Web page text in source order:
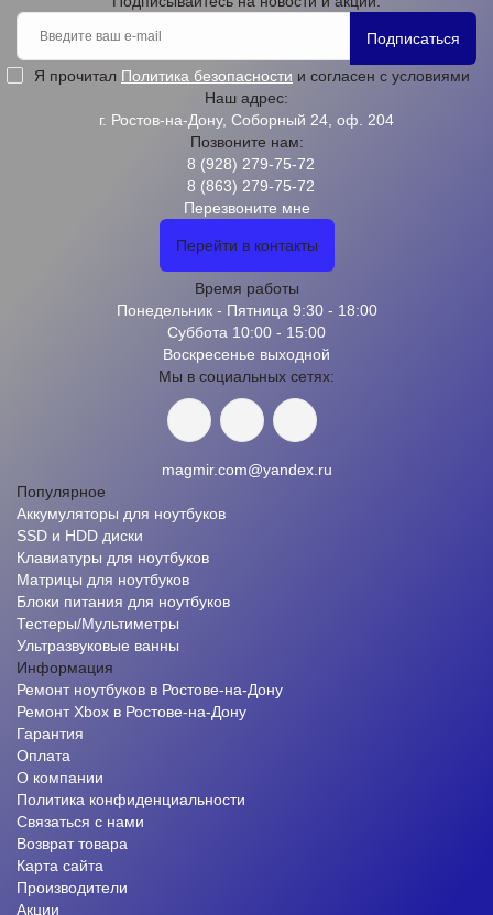
Подписаться
Я прочитал Политика безопасности и согласен с условиями
Наш адрес:
г. Ростов-на-Дону, Соборный 24, оф. 204
Позвоните нам:
8 (928) 279-75-72
8 (863) 279-75-72
Перезвоните мне
Перейти в контакты
Время работы
Понедельник - Пятница 9:30 - 18:00
Суббота 10:00 - 15:00
Воскресенье выходной
Мы в социальных сетях:
magmir.com@yandex.ru
Популярное
Аккумуляторы для ноутбуков
SSD и HDD диски
Клавиатуры для ноутбуков
Матрицы для ноутбуков
Блоки питания для ноутбуков
Тестеры/Мультиметры
Ультразвуковые ванны
Информация
Ремонт ноутбуков в Ростове-на-Дону
Ремонт Xbox в Ростове-на-Дону
Гарантия
Оплата
О компании
Политика конфиденциальности
Связаться с нами
Возврат товара
Карта сайта
Производители
Акции